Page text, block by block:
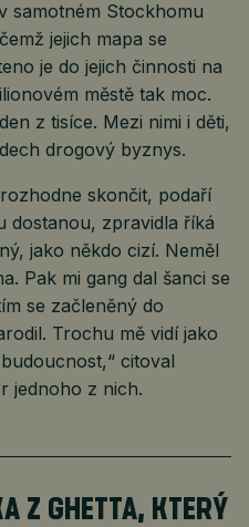
samotném Stockhomu
jejich mapa se
je do jejich činnosti na
městě tak moc.
z tisíce. Mezi nimi i děti,
drogový byznys.
skončit, podaří
dostanou, zpravidla říká
jako někdo cizí. Neměl
Pak mi gang dal šanci se
se začleněný do
Trochu mě vidí jako
citoval
jednoho z nich.
Z GHETTA, KTERÝ